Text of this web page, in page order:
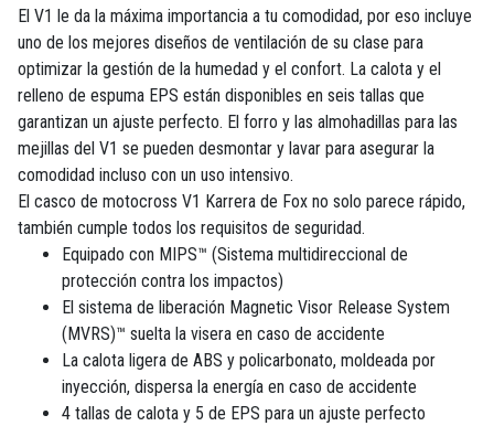
El V1 le da la máxima importancia a tu comodidad, por eso incluye
uno de los mejores diseños de ventilación de su clase para
optimizar la gestión de la humedad y el confort. La calota y el
relleno de espuma EPS están disponibles en seis tallas que
garantizan un ajuste perfecto. El forro y las almohadillas para las
mejillas del V1 se pueden desmontar y lavar para asegurar la
comodidad incluso con un uso intensivo.
El casco de motocross V1 Karrera de Fox no solo parece rápido,
también cumple todos los requisitos de seguridad.
Equipado con MIPS™ (Sistema multidireccional de
protección contra los impactos)
El sistema de liberación Magnetic Visor Release System
(MVRS)™ suelta la visera en caso de accidente
La calota ligera de ABS y policarbonato, moldeada por
inyección, dispersa la energía en caso de accidente
4 tallas de calota y 5 de EPS para un ajuste perfecto